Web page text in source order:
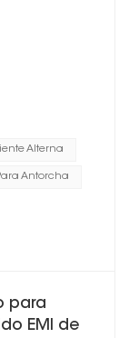
Alterna
Antorcha
para
EMI de